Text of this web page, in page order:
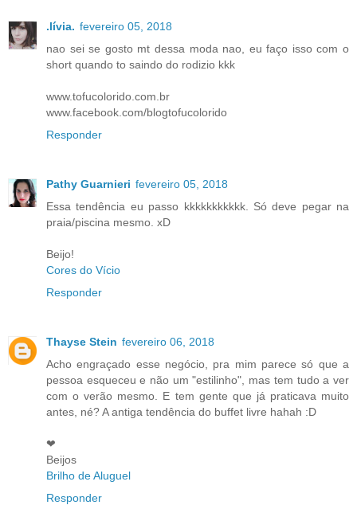
.lívia. fevereiro 05, 2018
nao sei se gosto mt dessa moda nao, eu faço isso com o
short quando to saindo do rodizio kkk
www.tofucolorido.com.br
www.facebook.com/blogtofucolorido
Responder
Pathy Guarnieri fevereiro 05, 2018
Essa tendência eu passo kkkkkkkkkkk. Só deve pegar na
praia/piscina mesmo. xD
Beijo!
Cores do Vício
Responder
Thayse Stein fevereiro 06, 2018
Acho engraçado esse negócio, pra mim parece só que a
pessoa esqueceu e não um "estilinho", mas tem tudo a ver
com o verão mesmo. E tem gente que já praticava muito
antes, né? A antiga tendência do buffet livre hahah :D
❤
Beijos
Brilho de Aluguel
Responder